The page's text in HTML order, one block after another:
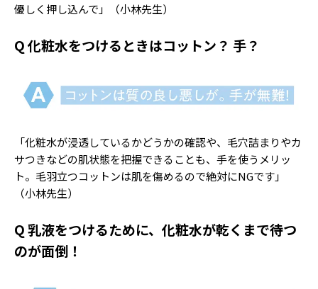
優しく押し込んで」（小林先生）
Q 化粧水をつけるときはコットン？ 手？
「化粧水が浸透しているかどうかの確認や、毛穴詰まりやカ
サつきなどの肌状態を把握できることも、手を使うメリッ
ト。毛羽立つコットンは肌を傷めるので絶対にNGです」
（小林先生）
Q 乳液をつけるために、化粧水が乾くまで待つ
のが面倒！